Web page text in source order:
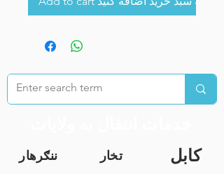
ننګرهار تخار کابل